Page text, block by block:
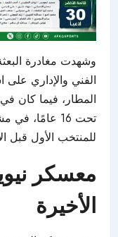
وشهدت مغادرة
الفني والإداري على
المطار، فيما كان
تحت 16
للمنتخب الأول قبل
معسكر
الأخيرة